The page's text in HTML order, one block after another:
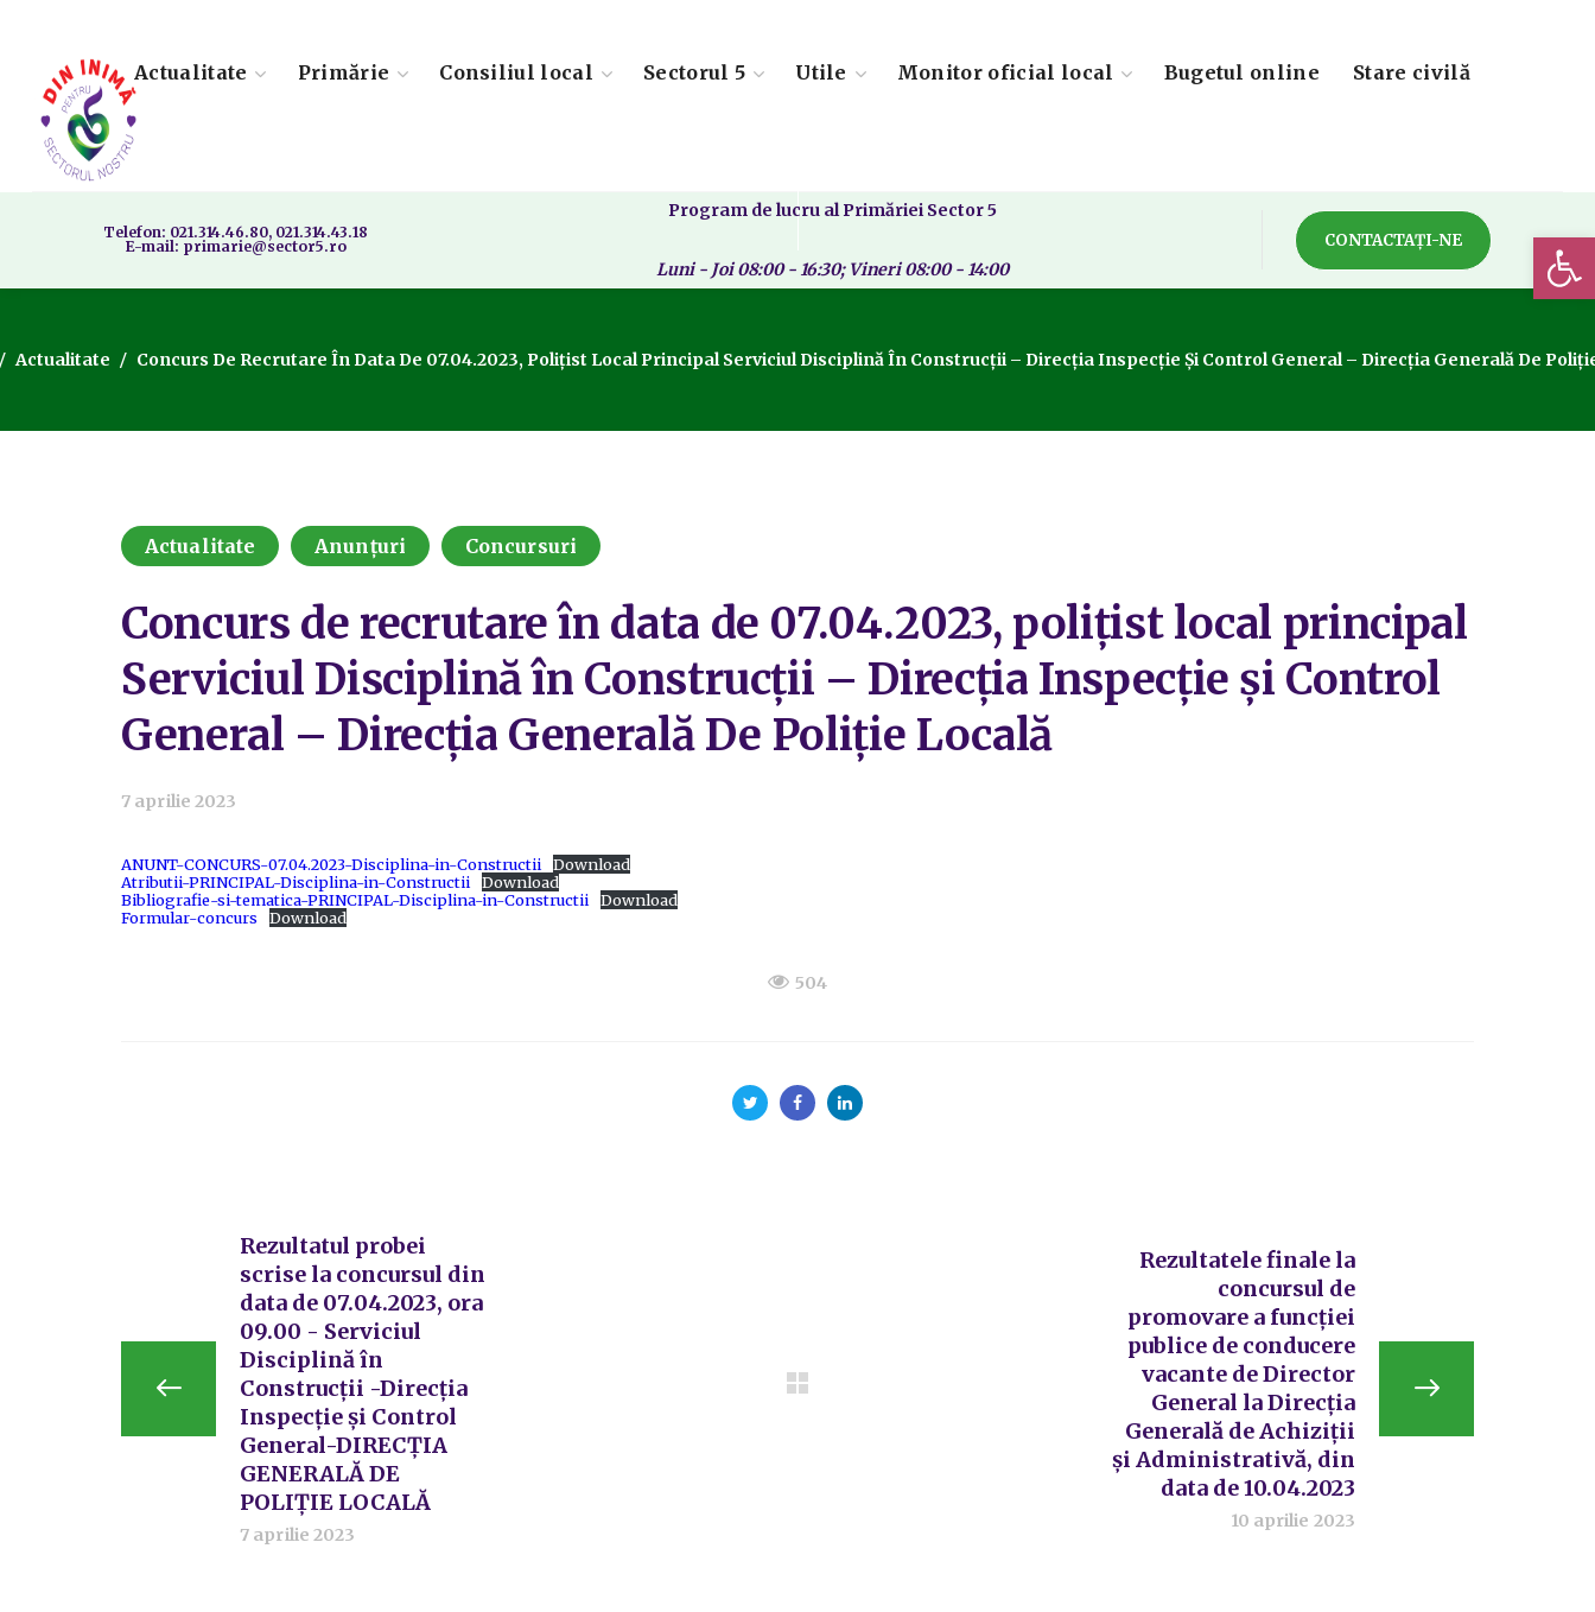
Actualitate Primărie Consiliul local Sectorul 5 Utile Monitor oficial local Bugetul online Stare civilă
Telefon: 021.314.46.80, 021.314.43.18
E-mail: primarie@sector5.ro
Program de lucru al Primăriei Sector 5
Luni - Joi 08:00 - 16:30; Vineri 08:00 - 14:00
CONTACTAȚI-NE
Actualitate Concurs De Recrutare În Data De 07.04.2023, Polițist Local Principal Serviciul Disciplină În Construcții – Direcția Inspecție Și Control General – Direcția Generală De
Actualitate Anunțuri Concursuri
Concurs de recrutare în data de 07.04.2023, polițist local principal
Serviciul Disciplină în Construcții – Direcția Inspecție și Control
General – Direcția Generală De Poliție Locală
7 aprilie 2023
ANUNT-CONCURS-07.04.2023-Disciplina-in-Constructii
Download
Atributii-PRINCIPAL-Disciplina-in-Constructii
Download
Bibliografie-si-tematica-PRINCIPAL-Disciplina-in-Constructii
Download
Formular-concurs
Download
504
Rezultatul probei
scrise la concursul din
data de 07.04.2023, ora
09.00 - Serviciul
Disciplină în
Construcții -Direcția
Inspecție și Control
General-DIRECȚIA
GENERALĂ DE
POLIȚIE LOCALĂ
7 aprilie 2023
Rezultatele finale la
concursul de
promovare a funcției
publice de conducere
vacante de Director
General la Direcția
Generală de Achiziții
și Administrativă, din
data de 10.04.2023
10 aprilie 2023